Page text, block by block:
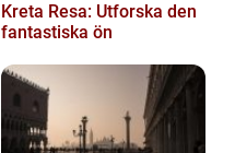
Kreta Resa: Utforska den
fantastiska ön